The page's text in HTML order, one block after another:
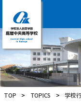
学
校
法
人
前
田
TOP > TOPICS > 学校